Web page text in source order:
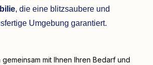
, die eine blitzsaubere und
Umgebung garantiert.
mit Ihnen Ihren Bedarf und